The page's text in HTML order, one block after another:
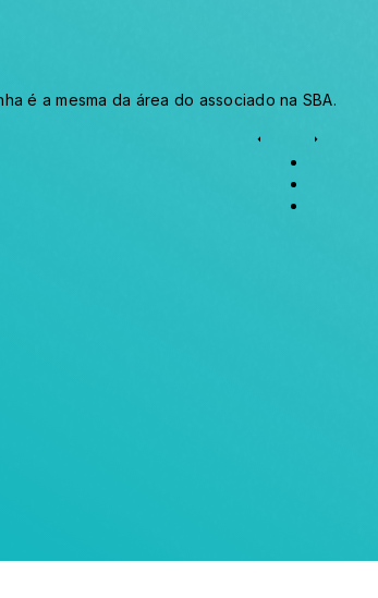
é a mesma da área do associado na SBA.
arrow_left arrow_right